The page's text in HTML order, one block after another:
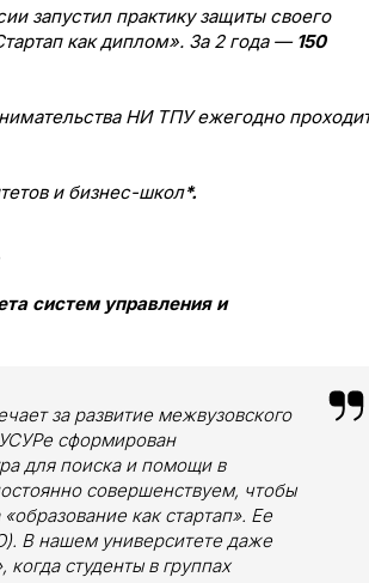
запустил практику защиты своего
как диплом». За 2 года — 150
НИ ТПУ ежегодно
и бизнес-школ*.
систем управления и
за развитие межвузовского
сформирован
для поиска и помощи в
совершенствуем, чтобы
как стартап». Ее
В нашем университете даже
студенты в группах